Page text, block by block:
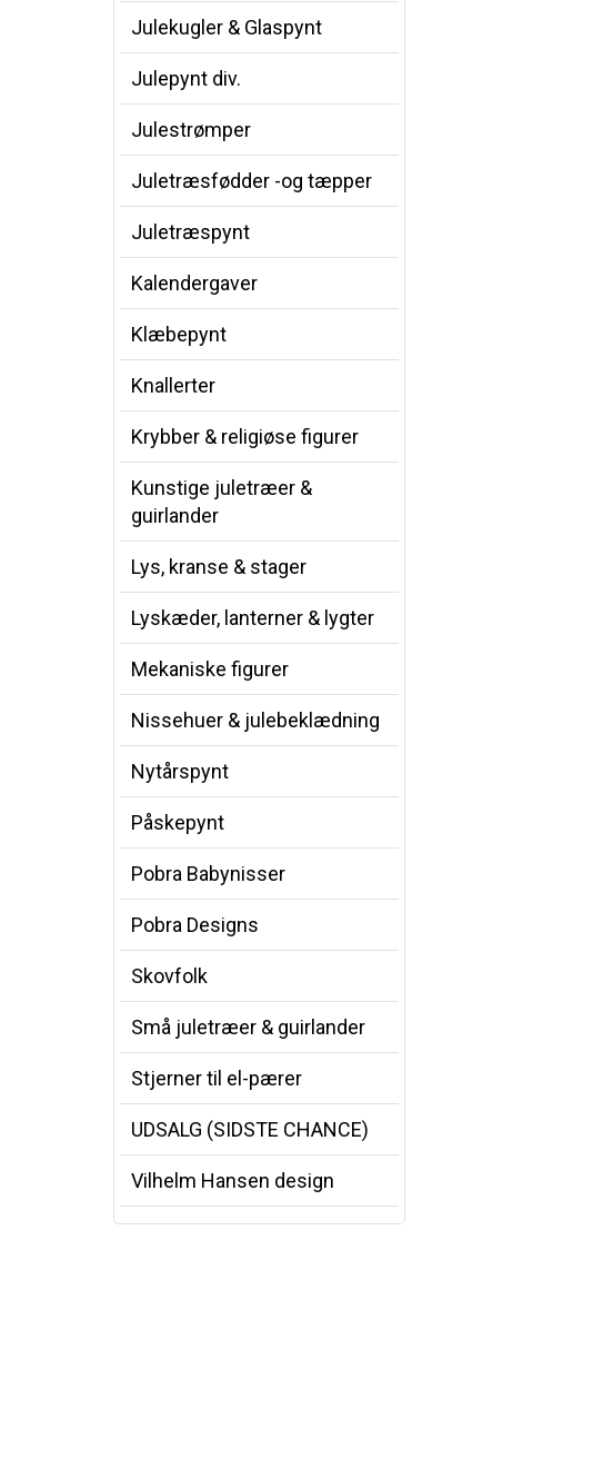
Julekugler & Glaspynt
Julepynt div.
Julestrømper
Juletræsfødder -og tæpper
Juletræspynt
Kalendergaver
Klæbepynt
Knallerter
Krybber & religiøse figurer
Kunstige juletræer &
guirlander
Lys, kranse & stager
Lyskæder, lanterner & lygter
Mekaniske figurer
Nissehuer & julebeklædning
Nytårspynt
Påskepynt
Pobra Babynisser
Pobra Designs
Skovfolk
Små juletræer & guirlander
Stjerner til el-pærer
UDSALG (SIDSTE CHANCE)
Vilhelm Hansen design